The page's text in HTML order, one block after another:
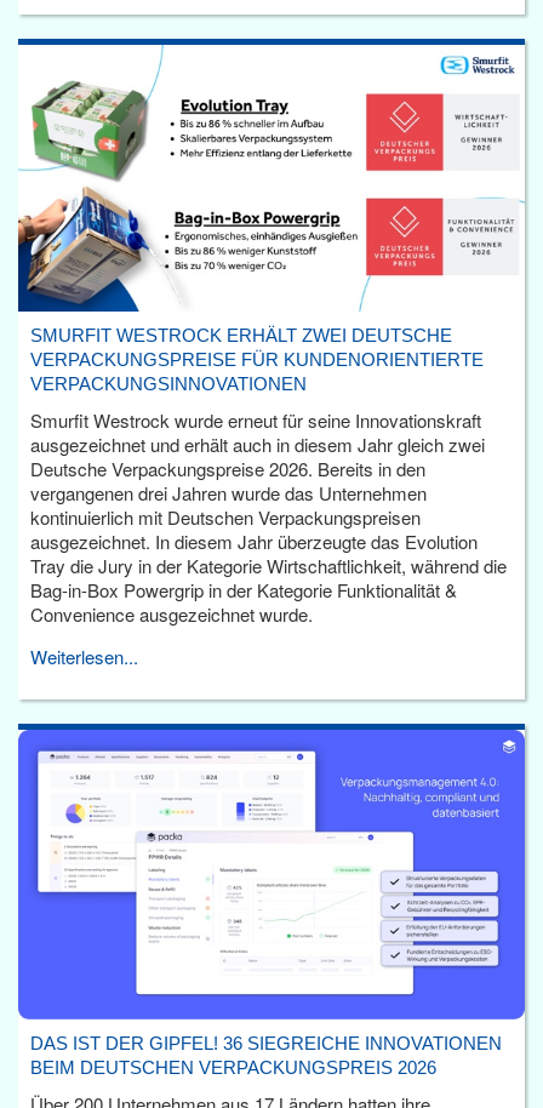
SMURFIT WESTROCK ERHÄLT ZWEI DEUTSCHE
VERPACKUNGSPREISE FÜR KUNDENORIENTIERTE
VERPACKUNGSINNOVATIONEN
Smurfit Westrock wurde erneut für seine Innovationskraft
ausgezeichnet und erhält auch in diesem Jahr gleich zwei
Deutsche Verpackungspreise 2026. Bereits in den
vergangenen drei Jahren wurde das Unternehmen
kontinuierlich mit Deutschen Verpackungspreisen
ausgezeichnet. In diesem Jahr überzeugte das Evolution
Tray die Jury in der Kategorie Wirtschaftlichkeit, während die
Bag-in-Box Powergrip in der Kategorie Funktionalität &
Convenience ausgezeichnet wurde.
Weiterlesen...
DAS IST DER GIPFEL! 36 SIEGREICHE INNOVATIONEN
BEIM DEUTSCHEN VERPACKUNGSPREIS 2026